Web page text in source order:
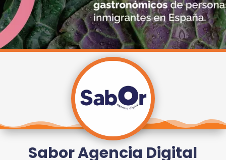
INICIO
REGISTRO
INICIAR
Sabor Agencia Digital